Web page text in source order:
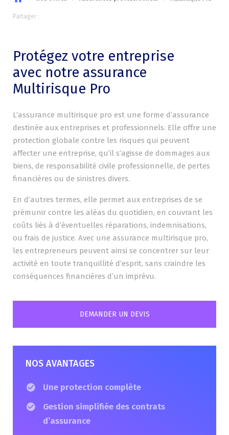
Partager :
Protégez votre entreprise
avec notre assurance
Multirisque Pro
L’assurance multirisque pro est une forme d’assurance
destinée aux entreprises et professionnels. Elle offre une
protection globale contre les risques qui peuvent
affecter une entreprise, qu’il s’agisse de dommages aux
biens, de responsabilité civile professionnelle, de pertes
financières ou de sinistres divers.
En d’autres termes, elle permet aux entreprises de se
prémunir contre les aléas du quotidien, en couvrant les
coûts liés à d’éventuelles réparations, indemnisations,
ou frais de justice. Avec une assurance multirisque pro,
les entrepreneurs peuvent ainsi se concentrer sur leur
activité en toute tranquillité d’esprit, sans craindre les
conséquences financières d’un imprévu.
DEMANDER UN DEVIS
NOS AVANTAGES
Une protection complète
Gestion simplifiée des contrats
d’assurance